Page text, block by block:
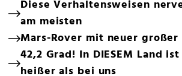
Diese Verhaltensweisen
am meisten
Mars-Rover mit neuer großer
42,2 Grad! In DIESEM Land ist
heißer als bei uns